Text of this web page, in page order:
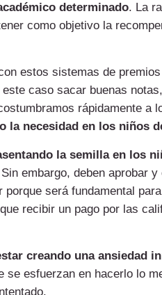
determinado. La
como objetivo la
estos sistemas de
caso sacar buenas
rápidamente a
la necesidad en los niños
la semilla en los
embargo, deben aprobar
porque será fundamental
recibir un pago por las
creando una ansiedad
se esfuerzan en hacerlo lo